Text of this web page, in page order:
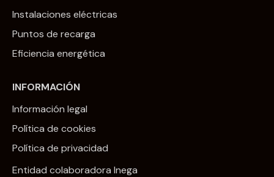
Instalaciones eléctricas
Puntos de recarga
Eficiencia energética
INFORMACIÓN
Información legal
Política de cookies
Política de privacidad
Entidad colaboradora Inega